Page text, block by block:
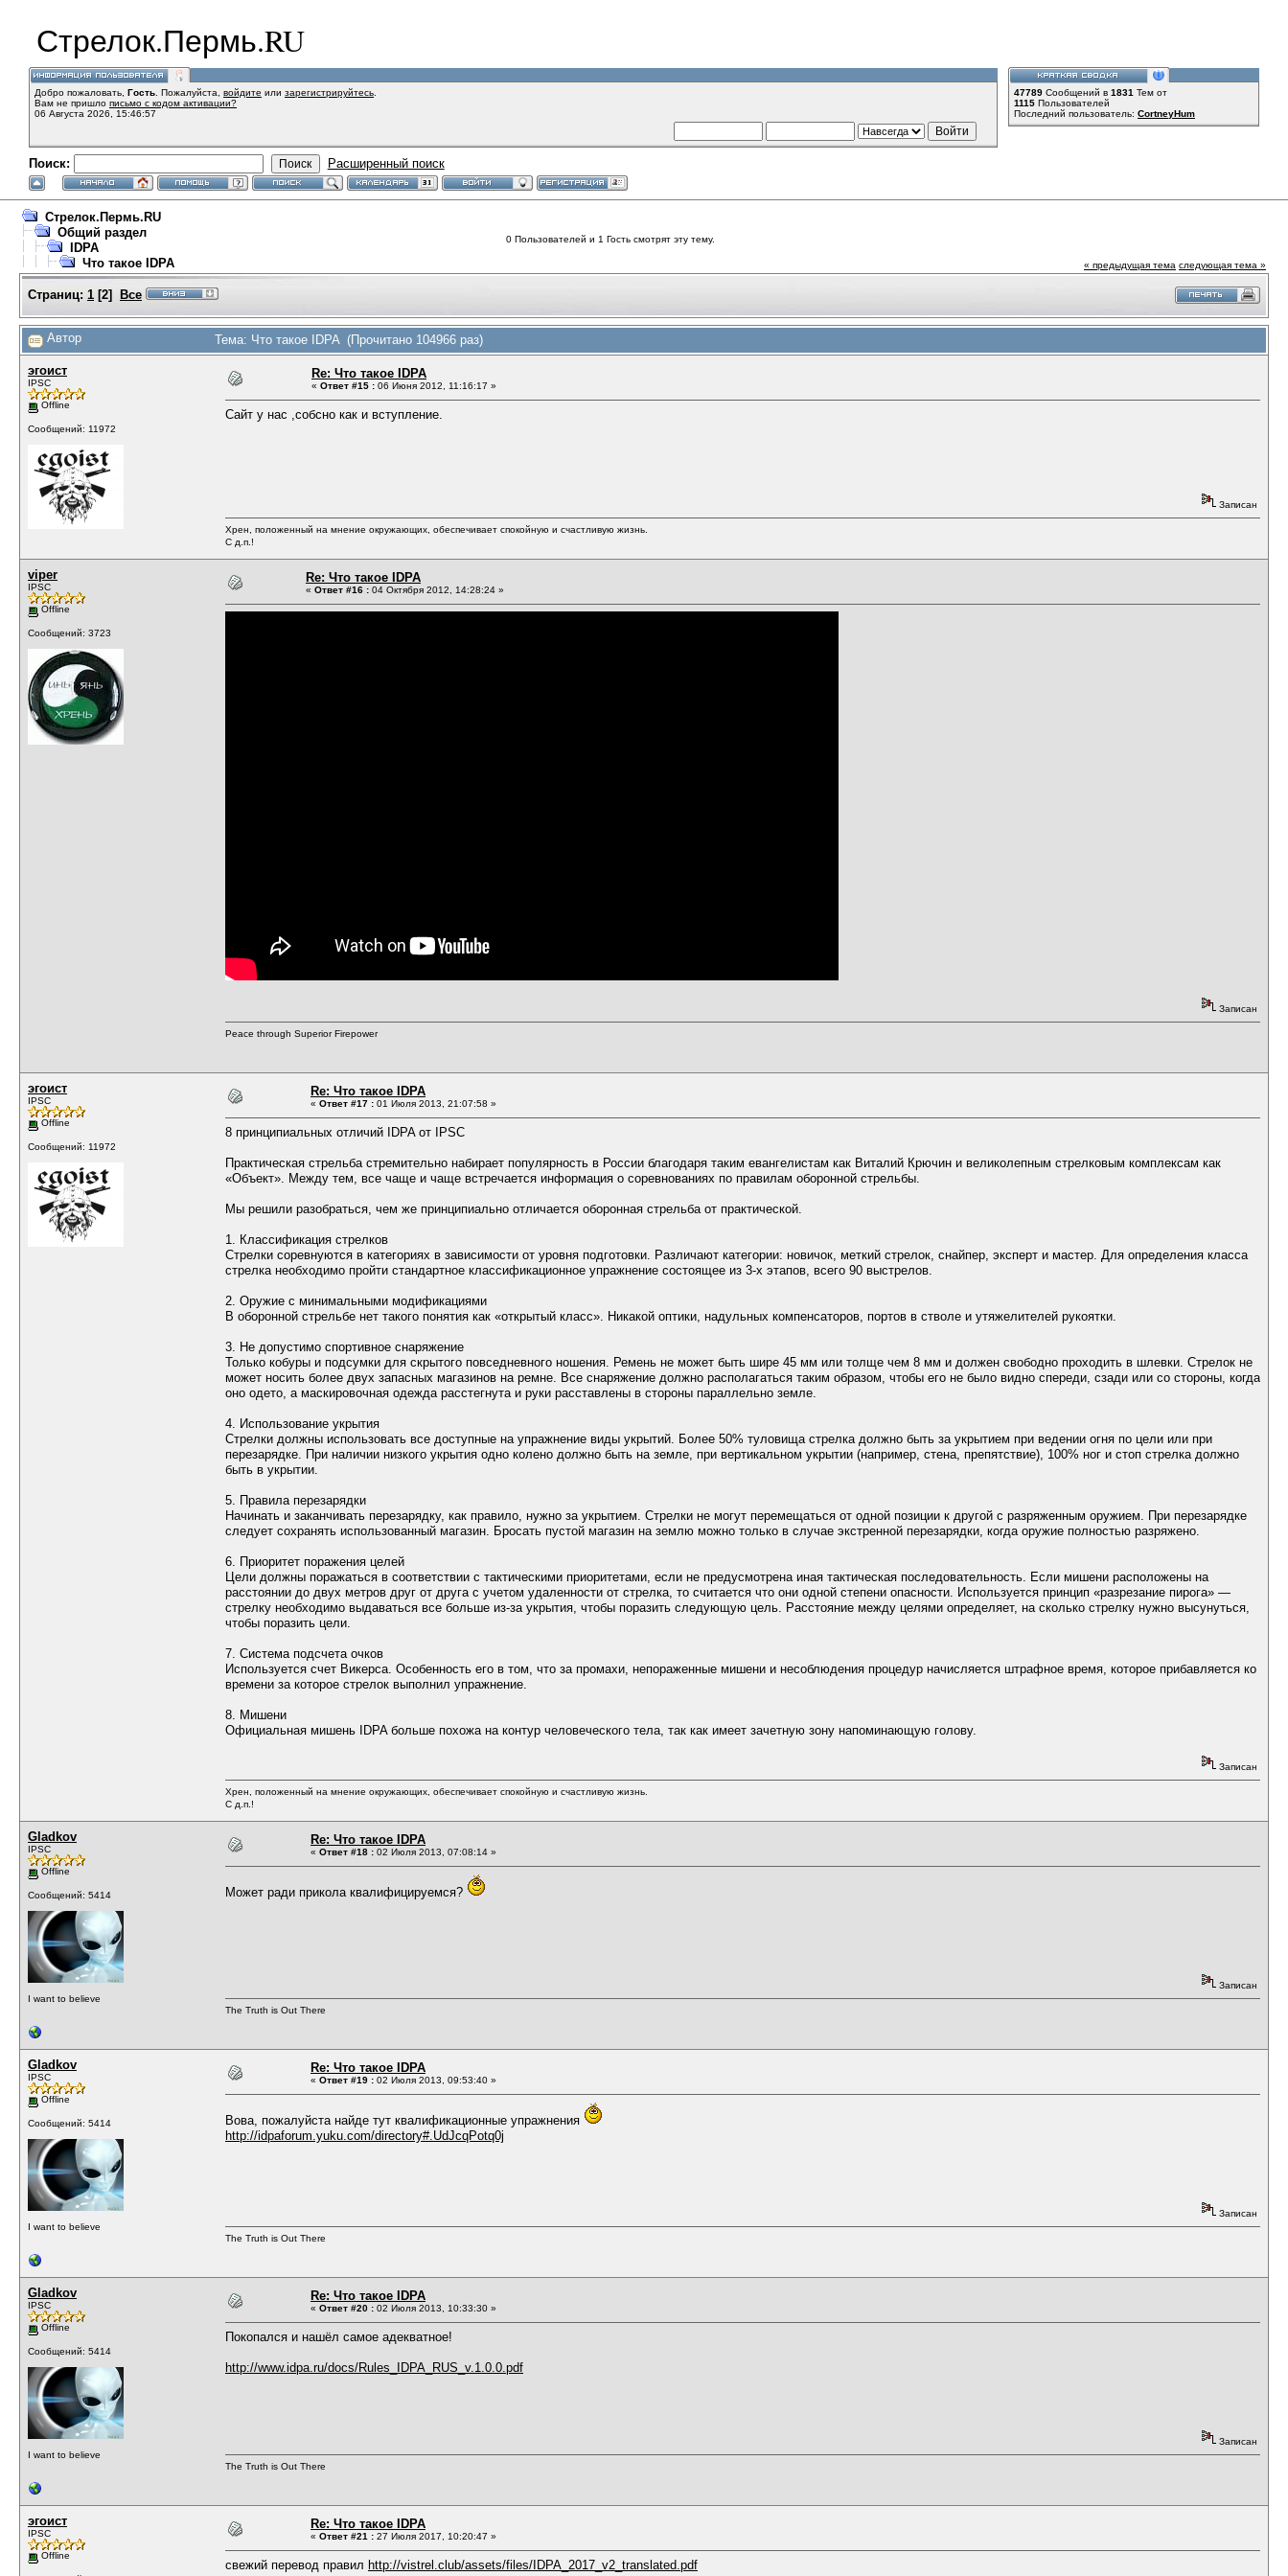
Стрелок.Пермь.RU
Добро пожаловать, Гость . Пожалуйста, войдите или зарегистрируйтесь
Вам не пришло письмо с кодом активации?
06 Августа 2026, 15:46:57
Поиск: Расширенный поиск
47789 Сообщений в 1831 Тем от
1115 Пользователей
Последний пользователь: CortneyHum
Стрелок.Пермь.RU
Общий раздел
IDPA
Что такое IDPA
0 Пользователей и 1 Гость смотрят эту тему.
« предыдущая тема следующая тема »
Страниц: 1 [2] Все
Автор Тема: Что такое IDPA (Прочитано 104966 раз)
эгоист
IPSC
Offline
Сообщений: 11972
Re: Что такое IDPA
« Ответ #15 : 06 Июня 2012, 11:16:17 »
Сайт у нас ,собсно как и вступление.
Записан
Хрен, положенный на мнение окружающих, обеспечивает спокойную и счастливую жизнь.
С д.п.!
viper
IPSC
Offline
Сообщений: 3723
Re: Что такое IDPA
« Ответ #16 : 04 Октября 2012, 14:28:24 »
Записан
Peace through Superior Firepower
эгоист
IPSC
Offline
Сообщений: 11972
Re: Что такое IDPA
« Ответ #17 : 01 Июля 2013, 21:07:58 »
8 принципиальных отличий IDPA от IPSC
Практическая стрельба стремительно набирает популярность в России благодаря таким евангелистам как Виталий Крючин и великолепным стрелковым комплексам как
«Объект». Между тем, все чаще и чаще встречается информация о соревнованиях по правилам оборонной стрельбы.
Мы решили разобраться, чем же принципиально отличается оборонная стрельба от практической.
1. Классификация стрелков
Стрелки соревнуются в категориях в зависимости от уровня подготовки. Различают категории: новичок, меткий стрелок, снайпер, эксперт и мастер. Для определения класса
стрелка необходимо пройти стандартное классификационное упражнение состоящее из 3-х этапов, всего 90 выстрелов.
2. Оружие с минимальными модификациями
В оборонной стрельбе нет такого понятия как «открытый класс». Никакой оптики, надульных компенсаторов, портов в стволе и утяжелителей рукоятки.
3. Не допустимо спортивное снаряжение
Только кобуры и подсумки для скрытого повседневного ношения. Ремень не может быть шире 45 мм или толще чем 8 мм и должен свободно проходить в шлевки. Стрелок не
может носить более двух запасных магазинов на ремне. Все снаряжение должно располагаться таким образом, чтобы его не было видно спереди, сзади или со стороны, когда
оно одето, а маскировочная одежда расстегнута и руки расставлены в стороны параллельно земле.
4. Использование укрытия
Стрелки должны использовать все доступные на упражнение виды укрытий. Более 50% туловища стрелка должно быть за укрытием при ведении огня по цели или при
перезарядке. При наличии низкого укрытия одно колено должно быть на земле, при вертикальном укрытии (например, стена, препятствие), 100% ног и стоп стрелка должно
быть в укрытии.
5. Правила перезарядки
Начинать и заканчивать перезарядку, как правило, нужно за укрытием. Стрелки не могут перемещаться от одной позиции к другой с разряженным оружием. При перезарядке
следует сохранять использованный магазин. Бросать пустой магазин на землю можно только в случае экстренной перезарядки, когда оружие полностью разряжено.
6. Приоритет поражения целей
Цели должны поражаться в соответствии с тактическими приоритетами, если не предусмотрена иная тактическая последовательность. Если мишени расположены на
расстоянии до двух метров друг от друга с учетом удаленности от стрелка, то считается что они одной степени опасности. Используется принцип «разрезание пирога» —
стрелку необходимо выдаваться все больше из-за укрытия, чтобы поразить следующую цель. Расстояние между целями определяет, на сколько стрелку нужно высунуться,
чтобы поразить цели.
7. Система подсчета очков
Используется счет Викерса. Особенность его в том, что за промахи, непораженные мишени и несоблюдения процедур начисляется штрафное время, которое прибавляется ко
времени за которое стрелок выполнил упражнение.
8. Мишени
Официальная мишень IDPA больше похожа на контур человеческого тела, так как имеет зачетную зону напоминающую голову.
Записан
Хрен, положенный на мнение окружающих, обеспечивает спокойную и счастливую жизнь.
С д.п.!
Gladkov
IPSC
Offline
Сообщений: 5414
I want to believe
Re: Что такое IDPA
« Ответ #18 : 02 Июля 2013, 07:08:14 »
Может ради прикола квалифицируемся?
Записан
The Truth is Out There
Gladkov
IPSC
Offline
Сообщений: 5414
I want to believe
Re: Что такое IDPA
« Ответ #19 : 02 Июля 2013, 09:53:40 »
Вова, пожалуйста найде тут квалификационные упражнения
http://idpaforum.yuku.com/directory#.UdJcqPotq0j
Записан
The Truth is Out There
Gladkov
IPSC
Offline
Сообщений: 5414
I want to believe
Re: Что такое IDPA
« Ответ #20 : 02 Июля 2013, 10:33:30 »
Покопался и нашёл самое адекватное!
http://www.idpa.ru/docs/Rules_IDPA_RUS_v.1.0.0.pdf
Записан
The Truth is Out There
эгоист
IPSC
Offline
Re: Что такое IDPA
« Ответ #21 : 27 Июля 2017, 10:20:47 »
свежий перевод правил http://vistrel.club/assets/files/IDPA_2017_v2_translated.pdf